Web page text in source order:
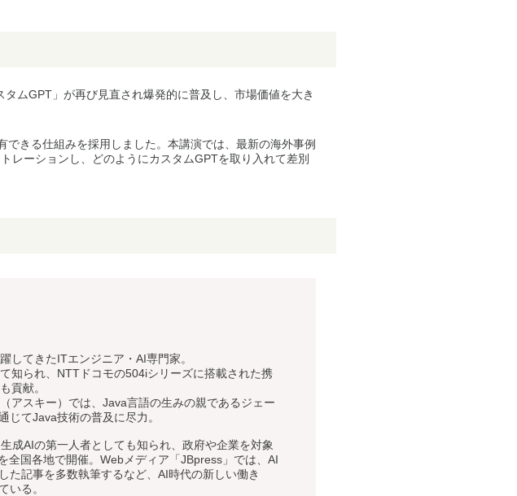
ムGPT」が再び見直され爆発的に普及し、市場価値を大き
きる仕組みを採用しました。本講演では、最新の海外事例
レーションし、どのようにカスタムGPTを取り入れて差別
してきたITエンジニア・AI専門家。
知られ、NTTドコモの504iシリーズに搭載された携
貢献。
アスキー）では、Java言語の生みの親であるジェー
じてJava技術の普及に尽力。
成AIの第一人者としても知られ、政府や企業を対象
全国各地で開催。Webメディア「JBpress」では、AI
た記事を多数執筆するなど、AI時代の新しい働き
いる。